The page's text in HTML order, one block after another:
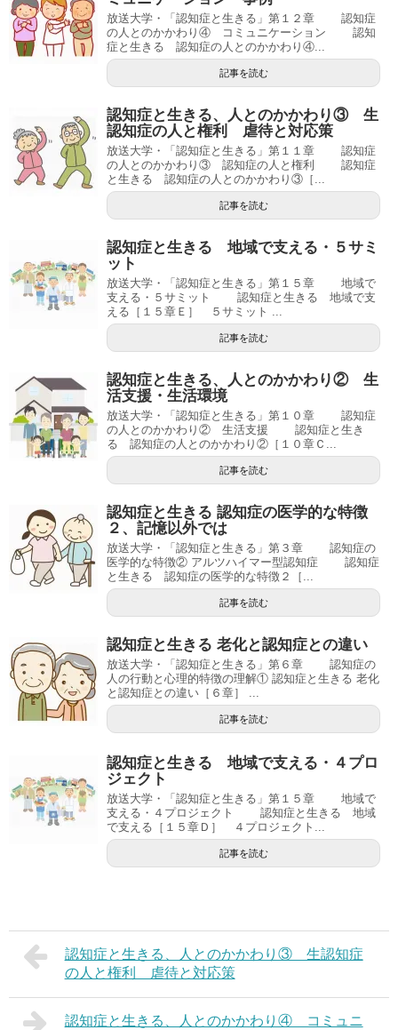
放送大学・「認知症と生きる」第１２章 認知症
の人とのかかわり④ コミュニケーション 認知
症と生きる 認知症の人とのかかわり④...
記事を読む
認知症と生きる、人とのかかわり③ 生
認知症の人と権利 虐待と対応策
放送大学・「認知症と生きる」第１１章 認知症
の人とのかかわり③ 認知症の人と権利 認知症
と生きる 認知症の人とのかかわり③［...
記事を読む
認知症と生きる 地域で支える・５サミ
ット
放送大学・「認知症と生きる」第１５章 地域で
支える・５サミット 認知症と生きる 地域で支
える［１５章Ｅ］ ５サミット ...
記事を読む
認知症と生きる、人とのかかわり② 生
活支援・生活環境
放送大学・「認知症と生きる」第１０章 認知症
の人とのかかわり② 生活支援 認知症と生き
る 認知症の人とのかかわり②［１０章Ｃ...
記事を読む
認知症と生きる 認知症の医学的な特徴
２、記憶以外では
放送大学・「認知症と生きる」第３章 認知症の
医学的な特徴② アルツハイマー型認知症 認知症
と生きる 認知症の医学的な特徴２［...
記事を読む
認知症と生きる 老化と認知症との違い
放送大学・「認知症と生きる」第６章 認知症の
人の行動と心理的特徴の理解① 認知症と生きる 老化
と認知症との違い［６章］ ...
記事を読む
認知症と生きる 地域で支える・４プロ
ジェクト
放送大学・「認知症と生きる」第１５章 地域で
支える・４プロジェクト 認知症と生きる 地域
で支える［１５章Ｄ］ ４プロジェクト...
記事を読む
認知症と生きる、人とのかかわり③ 生認知症
の人と権利 虐待と対応策
認知症と生きる、人とのかかわり④ コミュニ